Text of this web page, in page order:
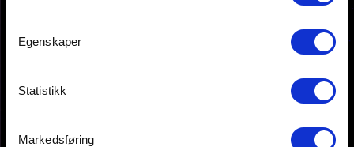
Egenskaper
Statistikk
Markedsføring
2050 Jessheim